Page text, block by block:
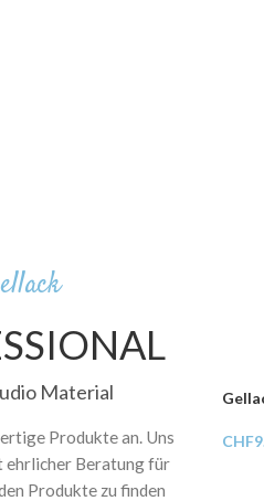
Material
Produkte an. Uns
ehrlicher Beratung für
Produkte zu finden
CHF